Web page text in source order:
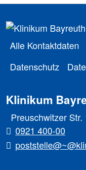
Alle Kontaktdaten
Datenschutz
Klinikum
Preuschwitzer
0921 400-00